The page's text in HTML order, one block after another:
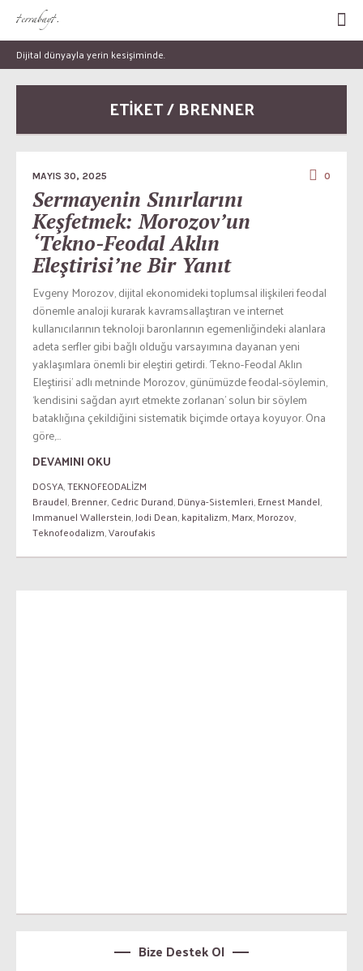
Dijital dünyayla yerin kesişiminde.
ETİKET / BRENNER
MAYIS 30, 2025 0
Sermayenin Sınırlarını
Keşfetmek: Morozov’un
‘Tekno-Feodal Aklın
Eleştirisi’ne Bir Yanıt
Evgeny Morozov, dijital ekonomideki toplumsal ilişkileri feodal
dönemle analoji kurarak kavramsallaştıran ve internet
kullanıcılarının teknoloji baronlarının egemenliğindeki alanlara
adeta serfler gibi bağlı olduğu varsayımına dayanan yeni
yaklaşımlara önemli bir eleştiri getirdi. ‘Tekno-Feodal Aklın
Eleştirisi’ adlı metninde Morozov, günümüzde feodal-söylemin,
‘kendisini sağdan ayırt etmekte zorlanan’ solun bir söylem
bataklığına çekildiğini sistematik biçimde ortaya koyuyor. Ona
göre,...
DEVAMINI OKU
DOSYA,TEKNOFEODALİZM
Braudel,Brenner,Cedric Durand,Dünya-Sistemleri,Ernest Mandel,
Immanuel Wallerstein,Jodi Dean,kapitalizm,Marx,Morozov,
Teknofeodalizm,Varoufakis
Bize Destek Ol